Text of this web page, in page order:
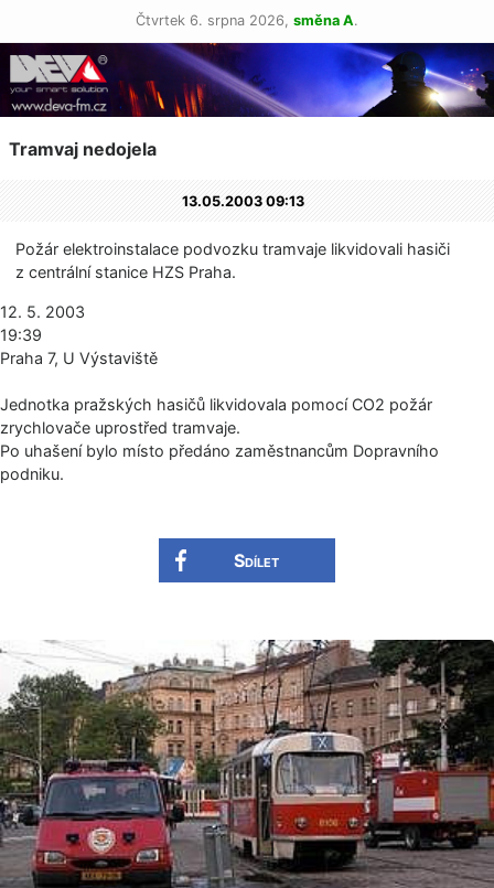
Čtvrtek 6. srpna 2026, směna A.
Tramvaj nedojela
13.05.2003 09:13
Požár elektroinstalace podvozku tramvaje likvidovali hasiči
z centrální stanice HZS Praha.
12. 5. 2003
19:39
Praha 7, U Výstaviště
Jednotka pražských hasičů likvidovala pomocí CO2 požár
zrychlovače uprostřed tramvaje.
Po uhašení bylo místo předáno zaměstnancům Dopravního
podniku.
Sdílet